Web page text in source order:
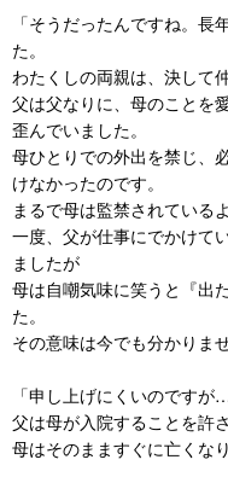
「そうだったんですね。
た。
わたくしの両親は、決して
父は父なりに、母のことを
歪んでいました。
母ひとりでの外出を禁じ、
けなかったのです。
まるで母は監禁されている
一度、父が仕事にでかけて
ましたが
母は自嘲気味に笑うと『出
た。
その意味は今でも分かりま
「申し上げにくいのですが
父は母が入院することを許
母はそのまますぐに亡くな